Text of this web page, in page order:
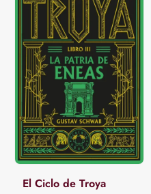
El Ciclo de Troya